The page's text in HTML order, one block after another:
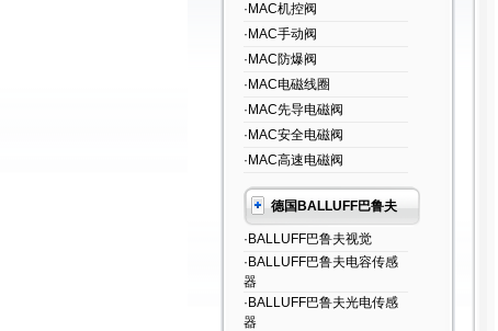
·MAC机控阀
·MAC手动阀
·MAC防爆阀
·MAC电磁线圈
·MAC先导电磁阀
·MAC安全电磁阀
·MAC高速电磁阀
德国BALLUFF巴鲁夫
·BALLUFF巴鲁夫视觉
·BALLUFF巴鲁夫电容传感
器
·BALLUFF巴鲁夫光电传感
器